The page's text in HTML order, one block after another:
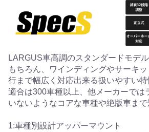
LARGUS車高調のスタンダードモデ
もちろん、ワインディングやサーキ
行まで幅広く対応出来る扱いやすい特
適合は300車種以上、他メーカーでは
いないようなコアな車種や絶版車まで
1:車種別設計アッパーマウント